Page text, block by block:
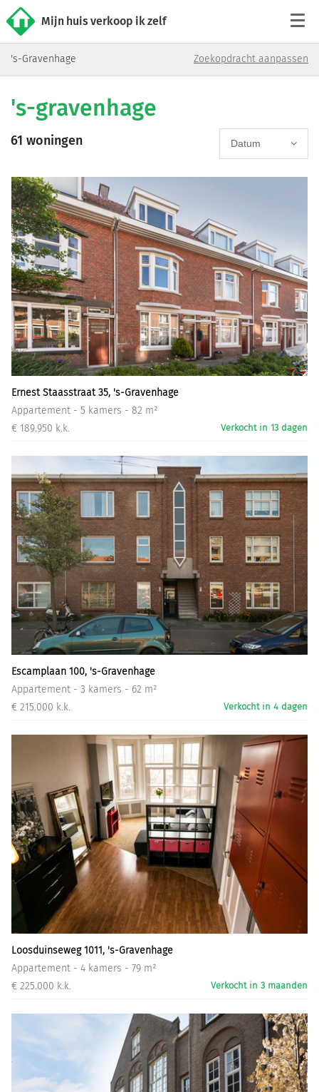
Mijn huis verkoop ik zelf
Woningaanbod
Reviews
Contact
Verkoop starten
Informatiegesprek
Inloggen
's-Gravenhage Zoekopdracht aanpassen
's-gravenhage
61 woningen Datum
Ernest Staasstraat 35, 's-Gravenhage
Appartement - 5 kamers - 82 m²
€ 189.950 k.k.
Verkocht in 13 dagen
Escamplaan 100, 's-Gravenhage
Appartement - 3 kamers - 62 m²
€ 215.000 k.k.
Verkocht in 4 dagen
Loosduinseweg 1011, 's-Gravenhage
Appartement - 4 kamers - 79 m²
€ 225.000 k.k.
Verkocht in 3 maanden